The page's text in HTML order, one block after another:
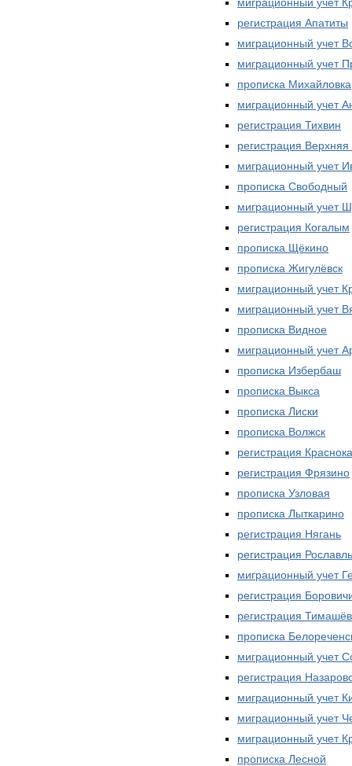
регистрация Апатиты
миграционный учет
миграционный учет
прописка Михайловка
миграционный учет
регистрация Тихвин
регистрация
миграционный учет
прописка Свободный
миграционный учет
регистрация Когалым
прописка Щёкино
прописка Жигулёвск
миграционный учет
миграционный учет
прописка Видное
миграционный учет
прописка Избербаш
прописка Выкса
прописка Лиски
прописка Волжск
регистрация
регистрация Фрязино
прописка Узловая
прописка Лыткарино
регистрация Нягань
регистрация Рославль
миграционный учет
регистрация
регистрация
прописка
миграционный учет
регистрация
миграционный учет
миграционный учет
миграционный учет
прописка Лесной